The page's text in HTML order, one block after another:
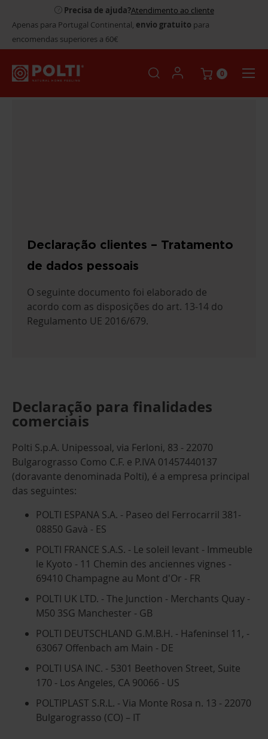
Precisa de ajuda?Atendimento ao cliente
Apenas para Portugal Continental, envio gratuito para
encomendas superiores a 60€
0
Declaração clientes – Tratamento
de dados pessoais
O seguinte documento foi elaborado de
acordo com as disposições do art. 13-14 do
Regulamento UE 2016/679.
Declaração para finalidades
comerciais
Polti S.p.A. Unipessoal, via Ferloni, 83 - 22070
Bulgarograsso Como C.F. e P.IVA 01457440137
(doravante denominada Polti), é a empresa principal
das seguintes:
POLTI ESPANA S.A. - Paseo del Ferrocarril 381-
08850 Gavà - ES
POLTI FRANCE S.A.S. - Le soleil levant - Immeuble
le Kyoto - 11 Chemin des anciennes vignes -
69410 Champagne au Mont d'Or - FR
POLTI UK LTD. - The Junction - Merchants Quay -
M50 3SG Manchester - GB
POLTI DEUTSCHLAND G.M.B.H. - Hafeninsel 11, -
63067 Offenbach am Main - DE
POLTI USA INC. - 5301 Beethoven Street, Suite
170 - Los Angeles, CA 90066 - US
POLTIPLAST S.R.L. - Via Monte Rosa n. 13 - 22070
Bulgarograsso (CO) – IT